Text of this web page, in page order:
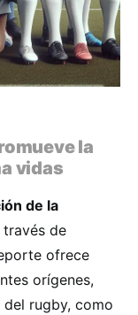
la
vidas
de la
través de
ofrece
orígenes,
rugby, como